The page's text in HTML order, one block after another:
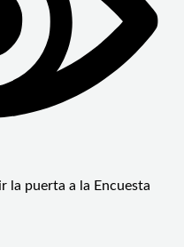
la puerta a la Encuesta